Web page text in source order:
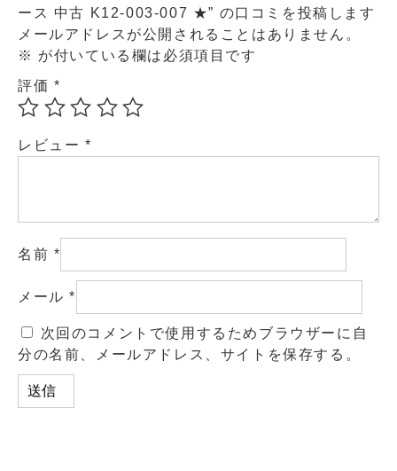
ース 中古 K12-003-007 ★” の口コミを投稿します
メールアドレスが公開されることはありません。
※ が付いている欄は必須項目です
評価 *
レビュー *
名前 *
メール*
次回のコメントで使用するためブラウザーに自
分の名前、メールアドレス、サイトを保存する。